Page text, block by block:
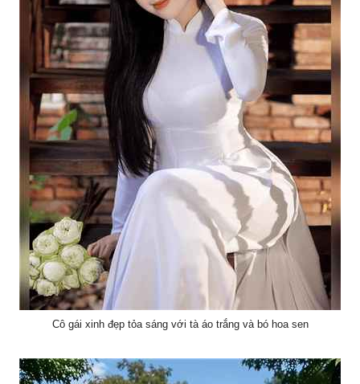
Cô gái xinh đẹp tỏa sáng với tà áo trắng và bó hoa sen